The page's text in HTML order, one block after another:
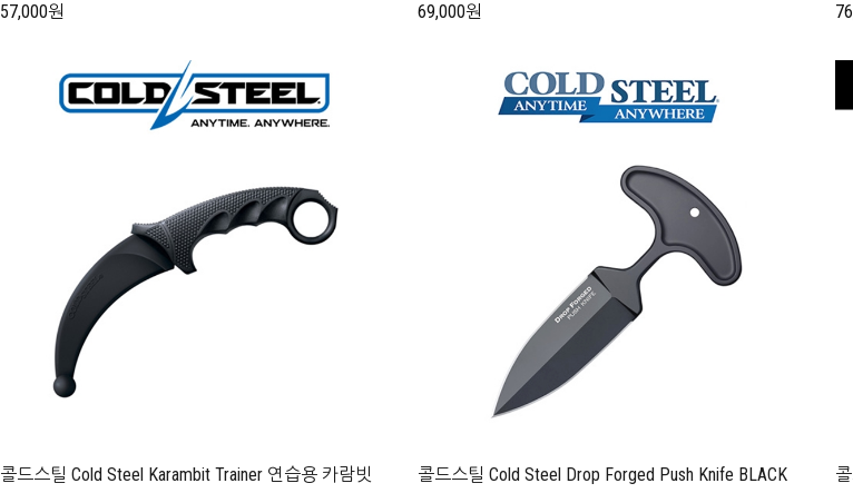
57,000원 69,000원
콜드스틸 Cold Steel Karambit Trainer 연습용 카람빗 콜드스틸 Cold Steel Drop Forged Push Knife BLACK